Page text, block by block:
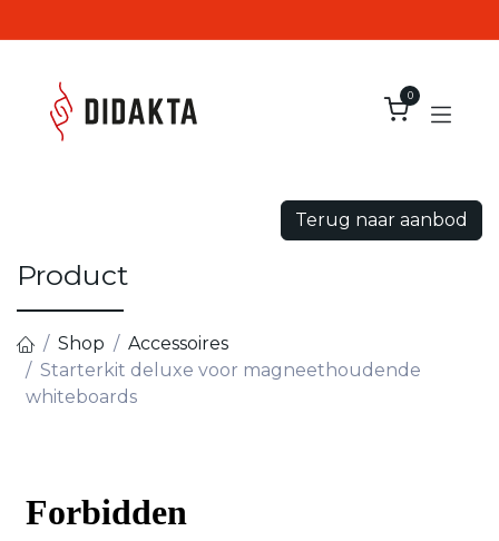
0
Terug naar aanbod
Product
Shop
Accessoires
Starterkit deluxe voor magneethoudende
whiteboards